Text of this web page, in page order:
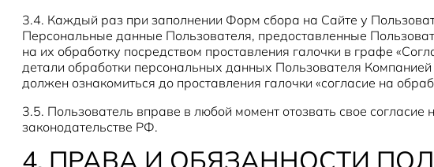
3.4. Каждый раз при заполнении Форм сбора на Сайте у
Персональные данные Пользователя, предоставленные
на их обработку посредством проставления галочки в графе
детали обработки персональных данных Пользователя
должен ознакомиться до проставления галочки «согласие на
3.5. Пользователь вправе в любой момент отозвать свое
законодательстве РФ.
4. ПРАВА И ОБЯЗАННОСТИ